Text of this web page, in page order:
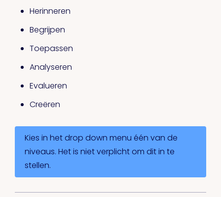
Herinneren
Begrijpen
Toepassen
Analyseren
Evalueren
Creëren
Kies in het drop down menu één van de
niveaus. Het is niet verplicht om dit in te
stellen.